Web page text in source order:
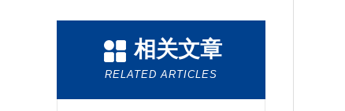
相关文章
RELATED ARTICLES